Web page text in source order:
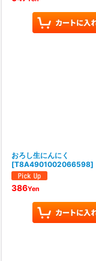
おろし生にんにく
[T8A4901002066598]
386Yen